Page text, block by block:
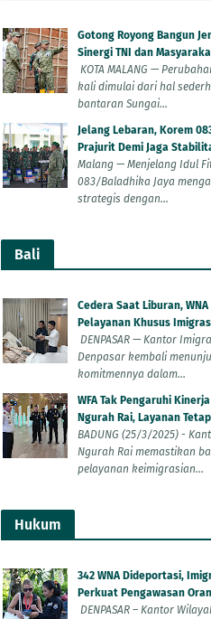
Gotong Royong Bangun
Sinergi TNI dan
KOTA MALANG —
kali dimulai dari hal
bantaran Sungai...
Jelang Lebaran, Korem
Prajurit Demi Jaga
Malang — Menjelang Idul
083/Baladhika Jaya
strategis dengan...
Bali
Cedera Saat Liburan,
Pelayanan Khusus
DENPASAR — Kantor
Denpasar kembali
komitmennya dalam...
WFA Tak Pengaruhi
Ngurah Rai, Layanan
BADUNG (25/3/2025) -
Ngurah Rai memastikan
pelayanan keimigrasian...
Hukum
342 WNA Dideportasi,
Perkuat Pengawasan
DENPASAR – Kantor